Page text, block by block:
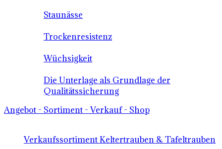
Staunässe
Trockenresistenz
Wüchsigkeit
Die Unterlage als Grundlage der
Qualitätssicherung
Angebot - Sortiment - Verkauf - Shop
Verkaufssortiment Keltertrauben & Tafeltrauben